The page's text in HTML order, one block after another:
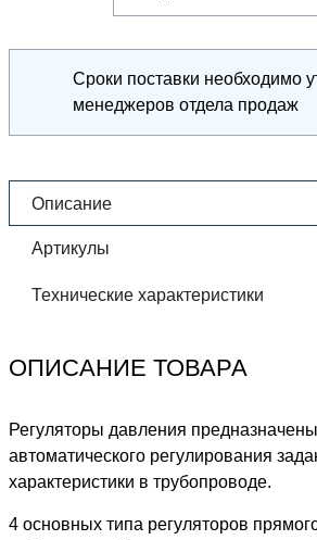
Сроки поставки необходимо
менеджеров отдела продаж
Описание
Артикулы
Технические характеристики
ОПИСАНИЕ ТОВАРА
Регуляторы давления
автоматического регулирования
характеристики в трубопроводе.
4 основных типа регуляторов